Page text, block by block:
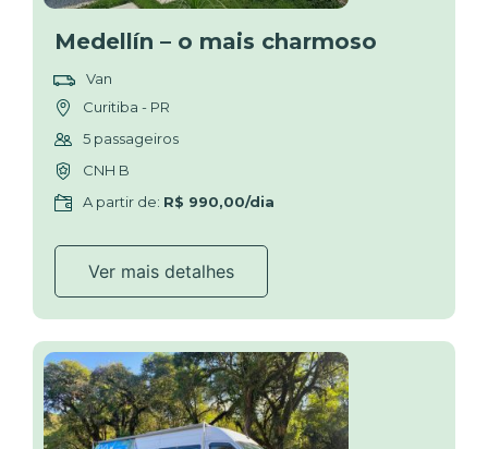
Medellín – o mais charmoso
Van
Curitiba - PR
5 passageiros
CNH B
A partir de: R$ 990,00/dia
Ver mais detalhes